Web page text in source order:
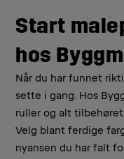
Start
hos
Når du har funnet
sette i gang. Hos
ruller og alt
Velg blant ferdige
nyansen du har falt